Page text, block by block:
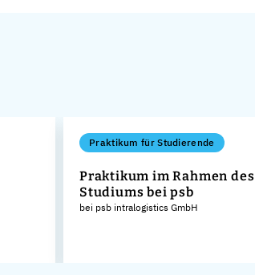
Praktikum für Studierende
Praktikum im Rahmen des
Studiums bei psb
bei psb intralogistics GmbH